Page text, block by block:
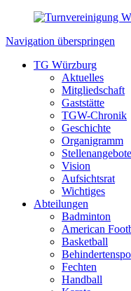
Navigation überspringen
TG Würzburg
Aktuelles
Mitgliedschaft
Gaststätte
TGW-Chronik
Geschichte
Organigramm
Stellenangebote
Vision
Aufsichtsrat
Wichtiges
Abteilungen
Badminton
American
Basketball
Fechten
Handball